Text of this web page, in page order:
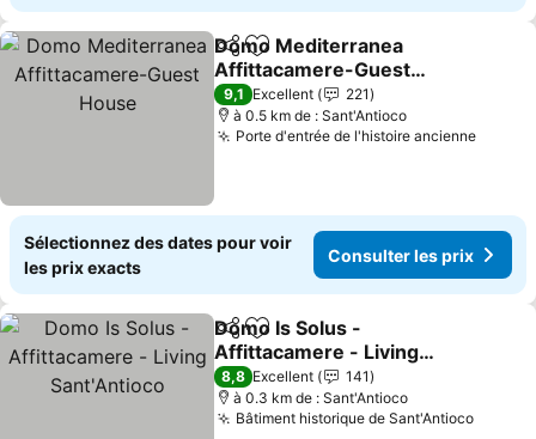
PartagerAjouter à mes favoris
Domo Mediterranea
Affittacamere-Guest
House
Consulter les prix
9,1 Excellent
221
à 0.5 km de : Sant'Antioco
Porte d'entrée de l'histoire ancienne
Sélectionnez des dates pour voir
les prix exacts
Consulter les prix
PartagerAjouter à mes favoris
Domo Is Solus -
Affittacamere - Living
Sant'Antioco
Consulter les prix
8,8 Excellent
141
à 0.3 km de : Sant'Antioco
Bâtiment historique de Sant'Antioco